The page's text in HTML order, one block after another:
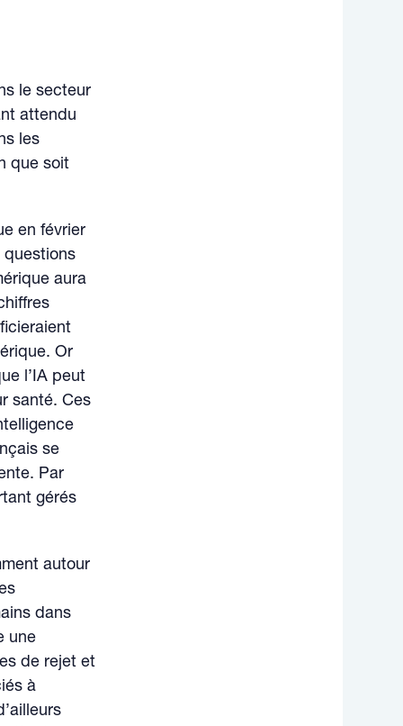
le secteur
attendu
les
que soit
en février
questions
aura
Or
l’IA peut
santé. Ces
se
Par
gérés
autour
dans
une
de rejet et
à